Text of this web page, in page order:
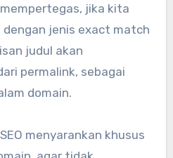
jika kita
jenis exact match
judul akan
permalink, sebagai
domain.
menyarankan khusus